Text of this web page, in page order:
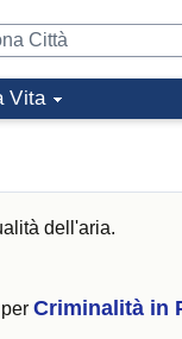
Vita
dell'aria.
Criminalità in